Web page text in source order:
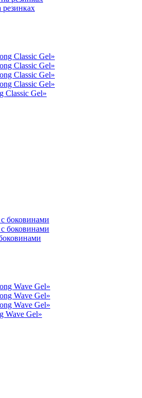
Classic Gel»
Wave Gel»